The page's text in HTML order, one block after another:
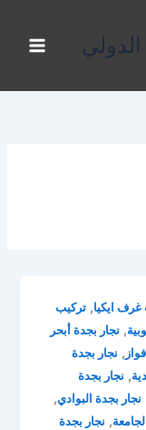
غرف ايكيا,تركيب
, نجار بجدة أبحر
, نجار بجدة
, نجار بجدة
نجار بجدة البوادي,
, نجار بجدة